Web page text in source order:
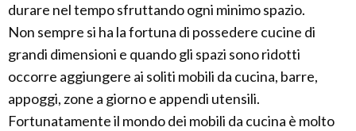
durare nel tempo sfruttando ogni minimo spazio.
Non sempre si ha la fortuna di possedere cucine di
grandi dimensioni e quando gli spazi sono ridotti
occorre aggiungere ai soliti mobili da cucina, barre,
appoggi, zone a giorno e appendi utensili.
Fortunatamente il mondo dei mobili da cucina è molto